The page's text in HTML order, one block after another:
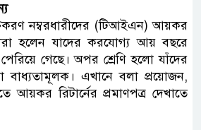
নম্বরধারীদের (টিআইএন) আয়কর
হলেন যাদের করযোগ্য আয় বছরে
গেছে। অপর শ্রেণি হলো যাঁদের
বাধ্যতামূলক। এখানে বলা প্রয়োজন,
আয়কর রিটার্নের প্রমাণপত্র দেখাতে